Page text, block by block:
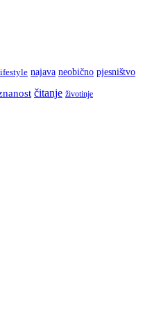
najava neobično pjesništvo
čitanje životinje